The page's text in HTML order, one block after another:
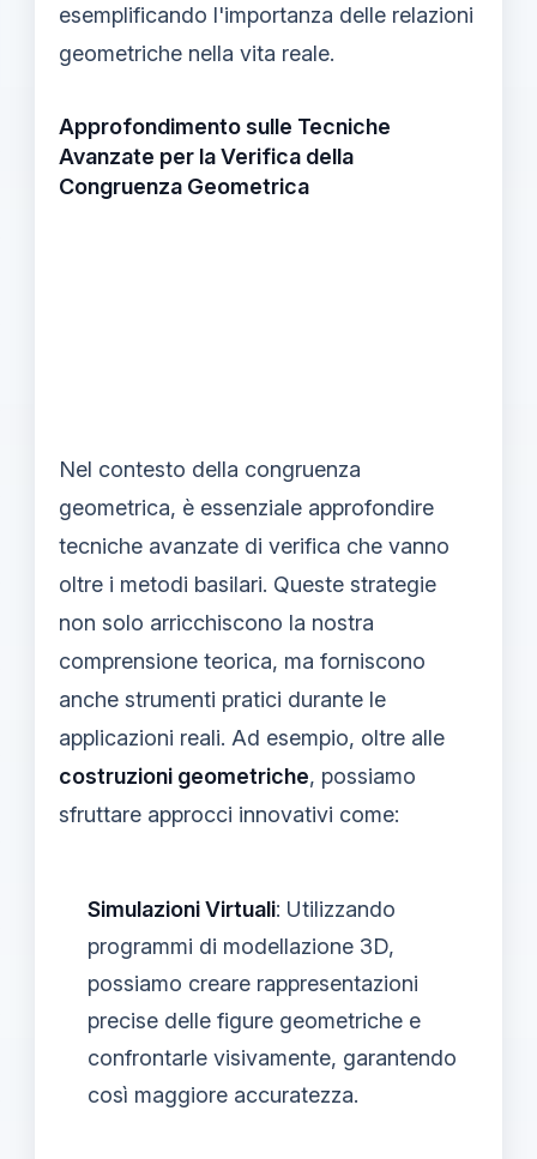
esemplificando l'importanza delle relazioni
geometriche nella vita reale.
Approfondimento sulle Tecniche
Avanzate per la Verifica della
Congruenza Geometrica
Nel contesto della congruenza
geometrica, è essenziale approfondire
tecniche avanzate di verifica che vanno
oltre i metodi basilari. Queste strategie
non solo arricchiscono la nostra
comprensione teorica, ma forniscono
anche strumenti pratici durante le
applicazioni reali. Ad esempio, oltre alle
costruzioni geometriche, possiamo
sfruttare approcci innovativi come:
Simulazioni Virtuali: Utilizzando
programmi di modellazione 3D,
possiamo creare rappresentazioni
precise delle figure geometriche e
confrontarle visivamente, garantendo
così maggiore accuratezza.